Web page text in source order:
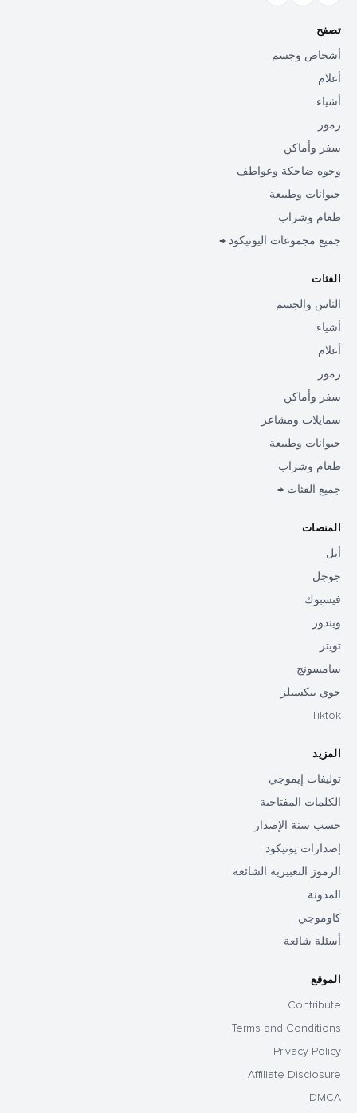
تصفح
أشخاص وجسم
أعلام
أشياء
رموز
سفر وأماكن
وجوه ضاحكة وعواطف
حيوانات وطبيعة
طعام وشراب
جميع مجموعات اليونيكود →
الفئات
الناس والجسم
أشياء
أعلام
رموز
سفر وأماكن
سمايلات ومشاعر
حيوانات وطبيعة
طعام وشراب
جميع الفئات →
المنصات
أبل
جوجل
فيسبوك
ويندوز
تويتر
سامسونج
جوي بيكسيلز
Tiktok
المزيد
توليفات إيموجي
الكلمات المفتاحية
حسب سنة الإصدار
إصدارات يونيكود
الرموز التعبيرية الشائعة
المدونة
كاوموجي
أسئلة شائعة
الموقع
Contribute
Terms and Conditions
Privacy Policy
Affiliate Disclosure
DMCA